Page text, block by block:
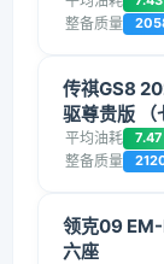
整备质量
传祺GS8
驱尊贵版 （
平均油耗 7.47
整备质量
领克09
六座